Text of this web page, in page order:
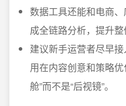
数据工具还能和电商
成全链路分析，提升整
建议新手运营者尽早
用在内容创意和策略
舱”而不是“后视镜”。